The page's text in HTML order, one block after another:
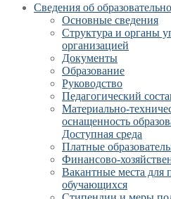
Сведения об
Основные сведения
Структура и органы
организацией
Документы
Образование
Руководство
Педагогический
Материально-
оснащенность
Доступная среда
Платные
Финансово-
Вакантные места для
обучающихся